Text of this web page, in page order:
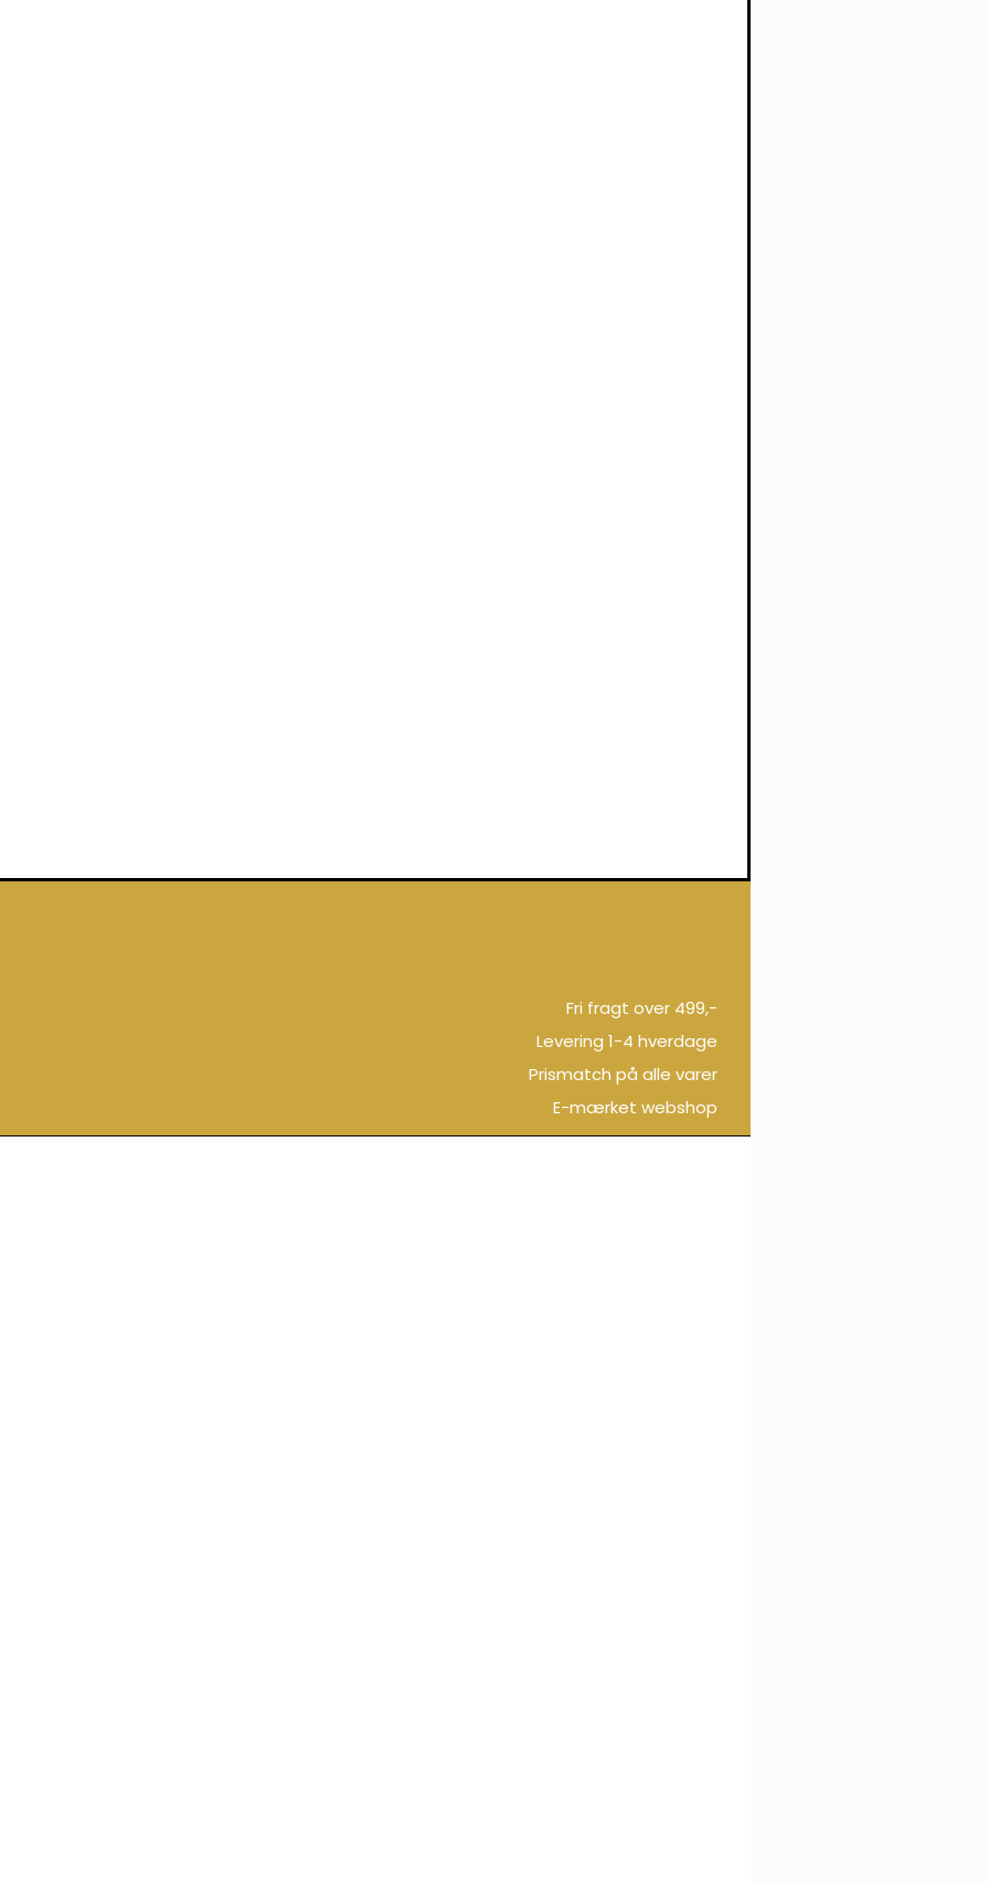
Fri fragt over 499,-
Levering 1-4 hverdage
Prismatch på alle varer
E-mærket webshop